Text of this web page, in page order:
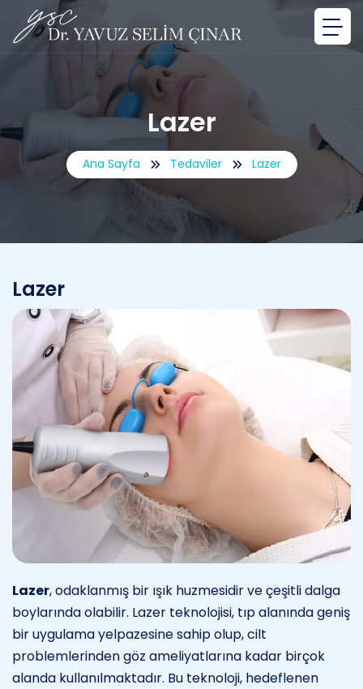
Lazer
Ana Sayfa Tedaviler Lazer
Lazer
Lazer, odaklanmış bir ışık huzmesidir ve çeşitli dalga
boylarında olabilir. Lazer teknolojisi, tıp alanında geniş
bir uygulama yelpazesine sahip olup, cilt
problemlerinden göz ameliyatlarına kadar birçok
alanda kullanılmaktadır. Bu teknoloji, hedeflenen